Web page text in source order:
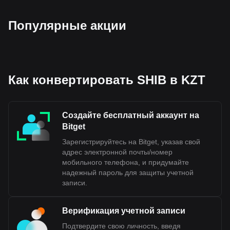
Inu — SHIB. Используйте криптовалютный
Популярные акции
Как конвертировать SHIB в KZT
Создайте бесплатный аккаунт на
Bitget
Зарегистрируйтесь на Bitget, указав свой
адрес электронной почты/номер
мобильного телефона, и придумайте
надежный пароль для защиты учетной
записи.
Верификация учетной записи
Подтвердите свою личность, введя